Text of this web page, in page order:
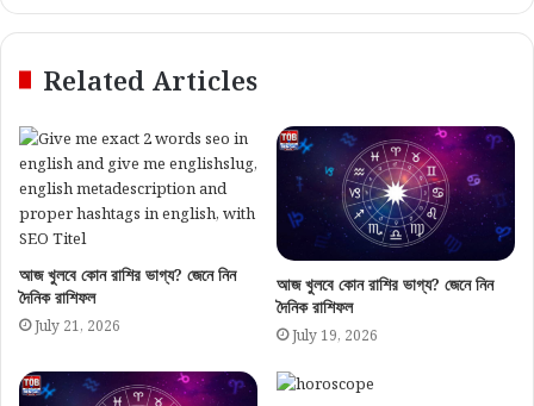
Related Articles
আজ খুলবে কোন রাশির ভাগ্য? জেনে নিন
দৈনিক রাশিফল
July 21, 2026
আজ খুলবে কোন রাশির ভাগ্য? জেনে নিন
দৈনিক রাশিফল
July 19, 2026